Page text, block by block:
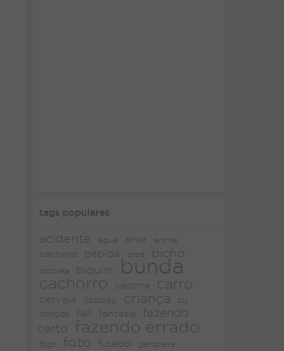
tags populares
acidente agua amor
anime
banheiro
bebida bebê bicho
bicicleta biquini bunda
cachorro calcinha carro
cerveja cosplay criança cu
dorgas fail fantasia
fazendo
certo
fazendo errado
fogo foto futebol gambiarra